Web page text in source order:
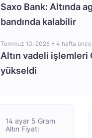
Saxo Bank: Altında
bandında kalabilir
Temmuz 10, 2026 •4 hafta once
Altın vadeli işlemleri
yükseldi
14 ayar 5 Gram
Altın Fiyatı